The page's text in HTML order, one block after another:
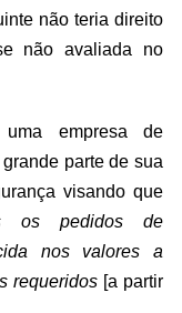
não teria direito
não avaliada no
empresa de
parte de sua
visando que
os pedidos de
nos valores a
requeridos [a partir